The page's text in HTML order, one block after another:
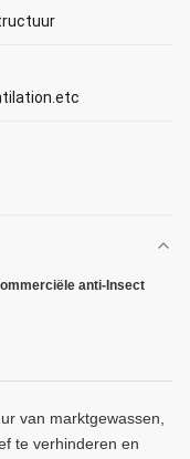
anti-Insect
van marktgewassen,
te verhinderen en